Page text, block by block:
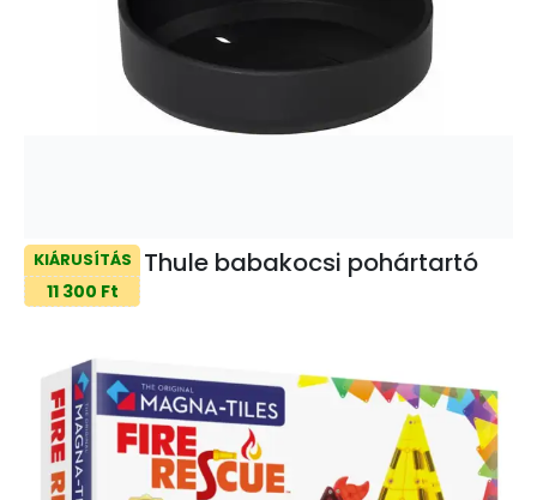
KIÁRUSÍTÁS
11 300 Ft
Thule babakocsi pohártartó